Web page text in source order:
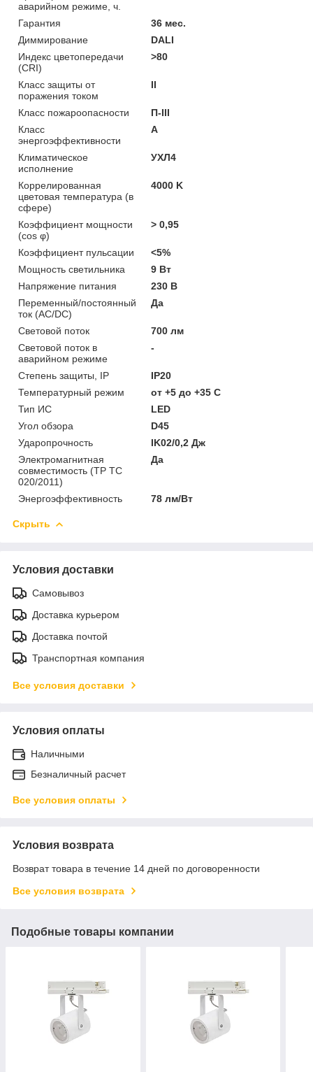
аварийном режиме, ч.
Гарантия
36 мес.
Диммирование
DALI
Индекс цветопередачи
(CRI)
>80
Класс защиты от
поражения током
II
Класс пожароопасности
П-ІІІ
Класс
энергоэффективности
A
Климатическое
исполнение
УХЛ4
Коррелированная
цветовая температура (в
сфере)
4000 K
Коэффициент мощности
(cos φ)
> 0,95
Коэффициент пульсации
<5%
Мощность светильника
9 Вт
Напряжение питания
230 В
Переменный/постоянный
ток (AC/DC)
Да
Световой поток
700 лм
Световой поток в
аварийном режиме
-
Степень защиты, IP
IP20
Температурный режим
от +5 до +35 C
Тип ИС
LED
Угол обзора
D45
Ударопрочность
IK02/0,2 Дж
Электромагнитная
совместимость (ТР ТС
020/2011)
Да
Энергоэффективность 78 лм/Вт
Скрыть
Условия доставки
Самовывоз
Доставка курьером
Доставка почтой
Транспортная компания
Все условия доставки
Условия оплаты
Наличными
Безналичный расчет
Все условия оплаты
Условия возврата
Возврат товара в течение 14 дней по договоренности
Все условия возврата
Подобные товары компании